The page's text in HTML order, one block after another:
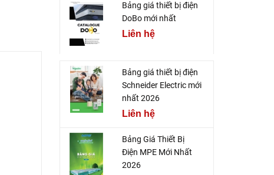
Bảng giá thiết bị điện
DoBo mới nhất
Liên hệ
Bảng giá thiết bị điện
Schneider Electric mới
nhất 2026
Liên hệ
Bảng Giá Thiết Bị
Điện MPE Mới Nhất
2026